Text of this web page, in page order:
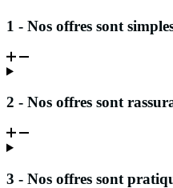
1 - Nos offres sont
2 - Nos offres sont
3 - Nos offres sont